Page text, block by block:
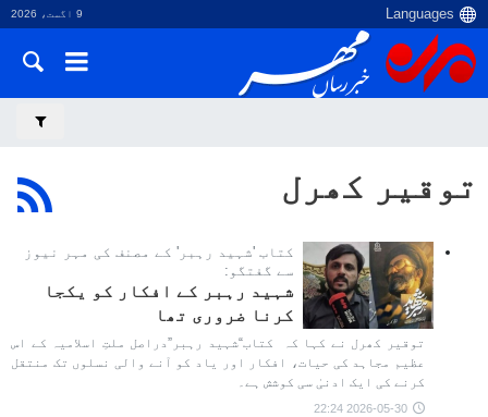
9 اگست، 2026
توقیر کھرل
کتاب 'شہید رہبر' کے مصنف کی مہر نیوز
سے گفتگو:
شہید رہبر کے افکار کو یکجا
کرنا ضروری تھا
توقیر کھرل نے کہا کہ کتاب“شہید رہبر”دراصل ملتِ اسلامیہ کے اس
عظیم مجاہد کی حیات، افکار اور یاد کو آنے والی نسلوں تک منتقل
کرنے کی ایک ادنیٰ سی کوشش ہے۔
2026-05-30 22:24